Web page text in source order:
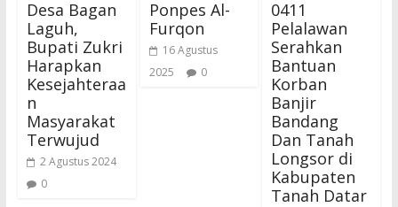
Desa Bagan
Laguh,
Bupati Zukri
Harapkan
Kesejahteraa
n
Masyarakat
Terwujud
2 Agustus 2024
0
Ponpes Al-
Furqon
16 Agustus
2025
0
0411
Pelalawan
Serahkan
Bantuan
Korban
Banjir
Bandang
Dan Tanah
Longsor di
Kabupaten
Tanah Datar